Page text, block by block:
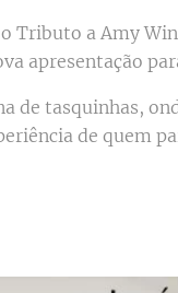
Tributo a Amy
apresentação
de tasquinhas,
de quem